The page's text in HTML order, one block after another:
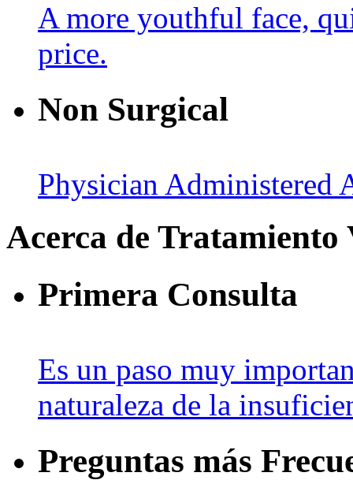
A more youthful face,
price.
Non Surgical
Physician Administered
Acerca de Tratamiento
Primera Consulta
Es un paso muy
naturaleza de la
Preguntas más